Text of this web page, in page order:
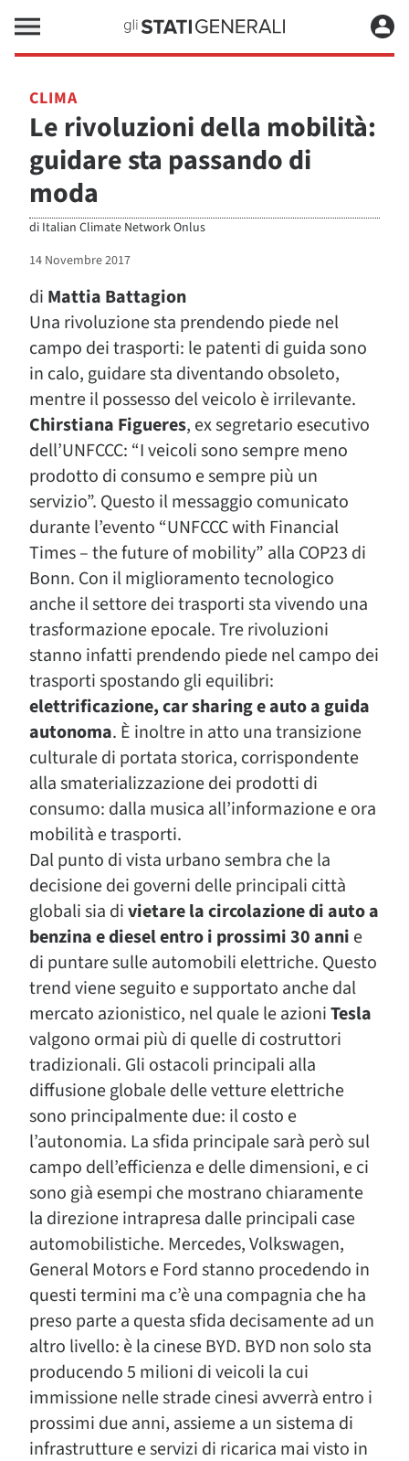
CLIMA
Le rivoluzioni della mobilità:
guidare sta passando di
moda
di Italian Climate Network Onlus
14 Novembre 2017
di Mattia Battagion
Una rivoluzione sta prendendo piede nel
campo dei trasporti: le patenti di guida sono
in calo, guidare sta diventando obsoleto,
mentre il possesso del veicolo è irrilevante.
Chirstiana Figueres, ex segretario esecutivo
dell’UNFCCC: “I veicoli sono sempre meno
prodotto di consumo e sempre più un
servizio”. Questo il messaggio comunicato
durante l’evento “UNFCCC with Financial
Times – the future of mobility” alla COP23 di
Bonn. Con il miglioramento tecnologico
anche il settore dei trasporti sta vivendo una
trasformazione epocale. Tre rivoluzioni
stanno infatti prendendo piede nel campo dei
trasporti spostando gli equilibri:
elettrificazione, car sharing e auto a guida
autonoma. È inoltre in atto una transizione
culturale di portata storica, corrispondente
alla smaterializzazione dei prodotti di
consumo: dalla musica all’informazione e ora
mobilità e trasporti.
Dal punto di vista urbano sembra che la
decisione dei governi delle principali città
globali sia divietare la circolazione di auto a
benzina e diesel entro i prossimi 30 anni e
di puntare sulle automobili elettriche. Questo
trend viene seguito e supportato anche dal
mercato azionistico, nel quale le azioniTesla
valgono ormai più di quelle di costruttori
tradizionali. Gli ostacoli principali alla
diffusione globale delle vetture elettriche
sono principalmente due: il costo e
l’autonomia. La sfida principale sarà però sul
campo dell’efficienza e delle dimensioni, e ci
sono già esempi che mostrano chiaramente
la direzione intrapresa dalle principali case
automobilistiche. Mercedes, Volkswagen,
General Motors e Ford stanno procedendo in
questi termini ma c’è una compagnia che ha
preso parte a questa sfida decisamente ad un
altro livello: è la cinese BYD. BYD non solo sta
producendo 5 milioni di veicoli la cui
immissione nelle strade cinesi avverrà entro i
prossimi due anni, assieme a un sistema di
infrastrutture e servizi di ricarica mai visto in